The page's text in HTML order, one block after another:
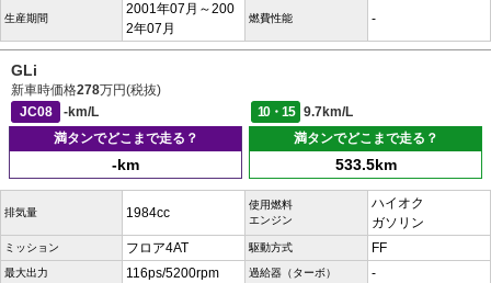
生産期間
2001年07月～200
2年07月
燃費性能 -
GLi
新車時価格278万円(税抜)
JC08
-km/L 10・15
9.7km/L
満タンでどこまで走る？
-km
満タンでどこまで走る？
533.5km
排気量 1984cc
使用燃料
エンジン
ハイオク
ガソリン
ミッション フロア4AT 駆動方式 FF
最大出力 116ps/5200rpm 過給器（ターボ） -